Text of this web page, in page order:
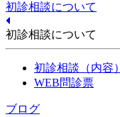
初診相談について
初診相談について
初診相談（内容）
WEB問診票
ブログ